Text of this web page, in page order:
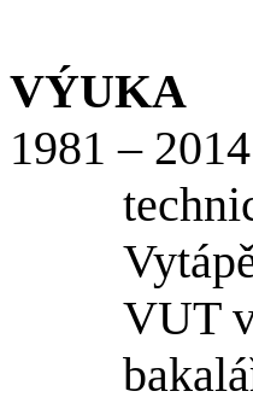
VÝUKA
1981 –
VUT